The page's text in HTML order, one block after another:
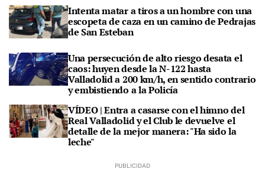
Intenta matar a tiros a un hombre con una
escopeta de caza en un camino de Pedrajas
de San Esteban
Una persecución de alto riesgo desata el
caos: huyen desde la N-122 hasta
Valladolid a 200 km/h, en sentido contrario
y embistiendo a la Policía
VÍDEO | Entra a casarse con el himno del
Real Valladolid y el Club le devuelve el
detalle de la mejor manera: "Ha sido la
leche"